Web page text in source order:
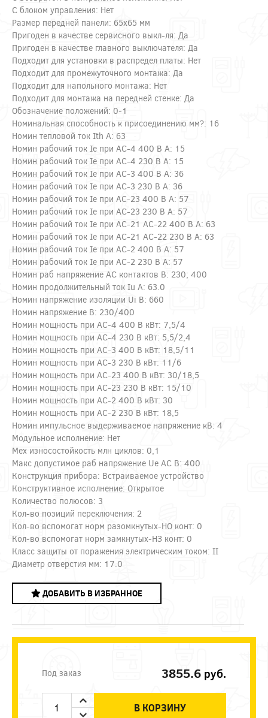
С блоком управления: Нет
Размер передней панели: 65х65 мм
Пригоден в качестве сервисного выкл-ля: Да
Пригоден в качестве главного выключателя: Да
Подходит для установки в распредел платы: Нет
Подходит для промежуточного монтажа: Да
Подходит для напольного монтажа: Нет
Подходит для монтажа на передней стенке: Да
Обозначение положений: 0-1
Номинальная способность к присоединению мм?: 16
Номин тепловой ток Ith А: 63
Номин рабочий ток Ie при АС-4 400 В А: 15
Номин рабочий ток Ie при АС-4 230 В А: 15
Номин рабочий ток Ie при АС-3 400 В А: 36
Номин рабочий ток Ie при АС-3 230 В А: 36
Номин рабочий ток Ie при АС-23 400 В А: 57
Номин рабочий ток Ie при АС-23 230 В А: 57
Номин рабочий ток Ie при АС-21 АС-22 400 В А: 63
Номин рабочий ток Ie при АС-21 АС-22 230 В А: 63
Номин рабочий ток Ie при АС-2 400 В А: 57
Номин рабочий ток Ie при АС-2 230 В А: 57
Номин раб напряжение AC контактов В: 230; 400
Номин продолжительный ток Iu А: 63.0
Номин напряжение изоляции Ui В: 660
Номин напряжение В: 230/400
Номин мощность при AC-4 400 В кВт: 7,5/4
Номин мощность при AC-4 230 В кВт: 5,5/2,4
Номин мощность при AC-3 400 В кВт: 18,5/11
Номин мощность при AC-3 230 В кВт: 11/6
Номин мощность при AC-23 400 В кВт: 30/18,5
Номин мощность при AC-23 230 В кВт: 15/10
Номин мощность при AC-2 400 В кВт: 30
Номин мощность при AC-2 230 В кВт: 18,5
Номин импульсное выдерживаемое напряжение кВ: 4
Модульное исполнение: Нет
Мех износостойкость млн циклов: 0,1
Макс допустимое раб напряжение Ue AC В: 400
Конструкция прибора: Встраиваемое устройство
Конструктивное исполнение: Открытое
Количество полюсов: 3
Кол-во позиций переключения: 2
Кол-во вспомогат норм разомкнутых-НО конт: 0
Кол-во вспомогат норм замкнутых-НЗ конт: 0
Класс защиты от поражения электрическим током: II
Диаметр отверстия мм: 17.0
ДОБАВИТЬ В ИЗБРАННОЕ
Под заказ 3855.6 руб.
В КОРЗИНУ